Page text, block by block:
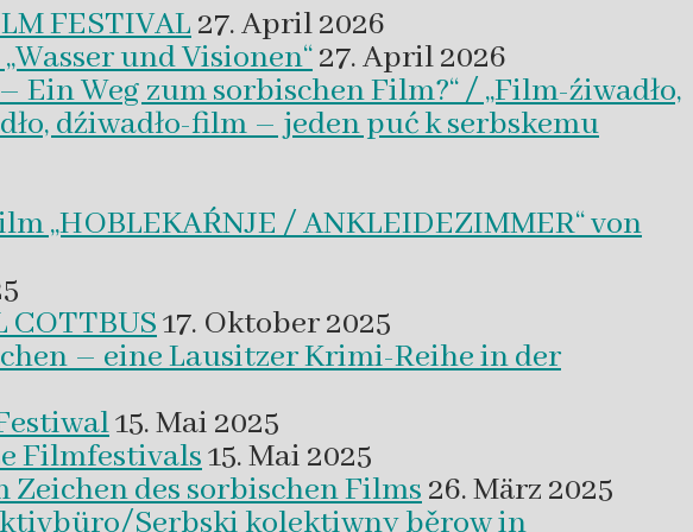
FESTIVAL27. April 2026
und Visionen“27. April 2026
Weg zum sorbischen Film?“ / „Film-źiwadło,
dźiwadło-film – jeden puć k serbskemu
„HOBLEKAŔNJE / ANKLEIDEZIMMER“ von
COTTBUS17. Oktober 2025
– eine Lausitzer Krimi-Reihe in der
15. Mai 2025
Filmfestivals15. Mai 2025
Zeichen des sorbischen Films26. März 2025